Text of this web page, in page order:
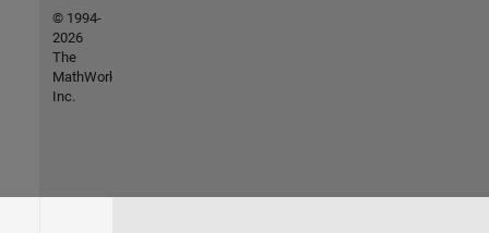
© 1994-
2026
The
MathWorks,
Inc.